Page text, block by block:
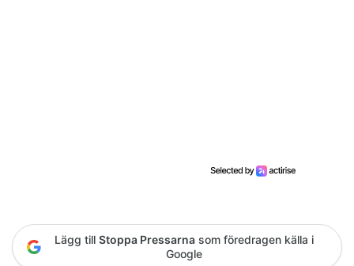
Lägg till Stoppa Pressarna som föredragen källa i
Google